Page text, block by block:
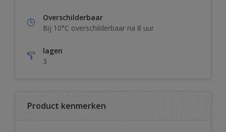
Overschilderbaar
Bij 10°C overschilderbaar na 8 uur
lagen
3
Product kenmerken